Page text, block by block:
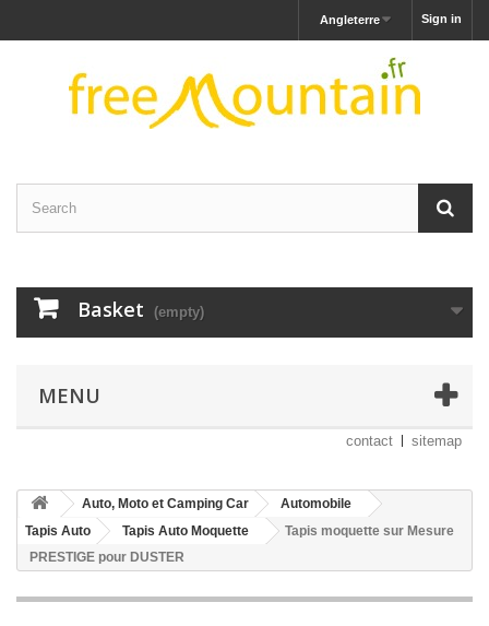
Sign in
Angleterre
Basket (empty)
MENU
contact sitemap
Auto, Moto et Camping Car
Automobile
Tapis Auto
Tapis Auto Moquette
Tapis moquette sur Mesure
PRESTIGE pour DUSTER